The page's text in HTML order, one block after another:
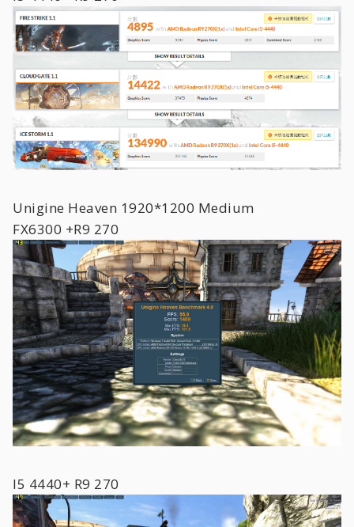
Unigine Heaven 1920*1200 Medium
FX6300 +R9 270
I5 4440+ R9 270